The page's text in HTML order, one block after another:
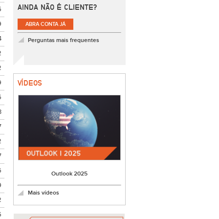
AINDA NÃO É CLIENTE?
ABRA CONTA JÁ
Perguntas mais frequentes
VÍDEOS
Outlook 2025
Mais vídeos